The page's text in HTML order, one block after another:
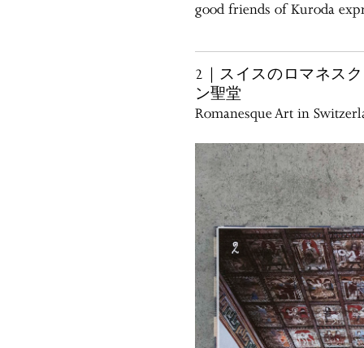
good friends of Kuroda
2｜スイスのロマネス
ン聖堂
Romanesque Art in